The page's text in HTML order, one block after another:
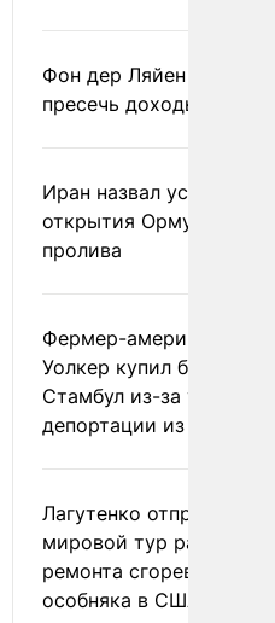
Фон дер Ляйен
пресечь доходы России
Иран назвал условие
открытия Ормузского
пролива
Фермер-американец
Уолкер купил билет в
Стамбул из-за угрозы
депортации из России
Лагутенко отправился в
мировой тур ради
ремонта сгоревшего
особняка в США